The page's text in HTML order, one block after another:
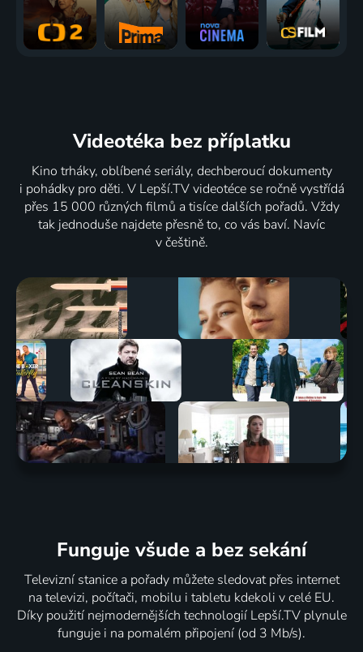
Videotéka bez příplatku
Kino trháky, oblíbené seriály, dechberoucí dokumenty
i pohádky pro děti. V Lepší.TV videotéce se ročně vystřídá
přes 15 000 různých filmů a tisíce dalších pořadů. Vždy
tak jednoduše najdete přesně to, co vás baví. Navíc
v češtině.
Funguje všude a bez sekání
Televizní stanice a pořady můžete sledovat přes internet
na televizi, počítači, mobilu i tabletu kdekoli v celé EU.
Díky použití nejmodernějších technologií Lepší.TV plynule
funguje i na pomalém připojení (od 3 Mb/s).